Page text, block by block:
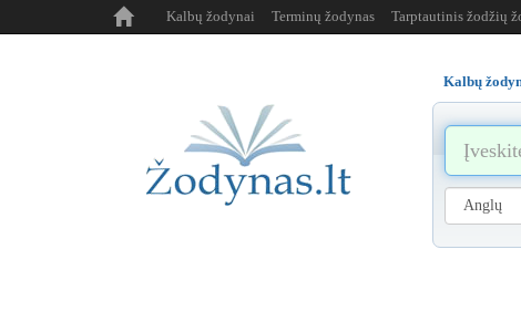
Kalbų žodynai Terminų žodynas Tarptautinis žodžių
Kalbų